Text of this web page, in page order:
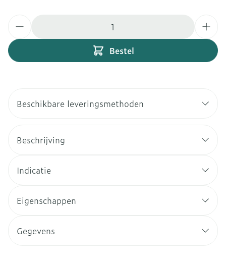
Bestel
Beschikbare leveringsmethoden
Beschrijving
Indicatie
Eigenschappen
Gegevens